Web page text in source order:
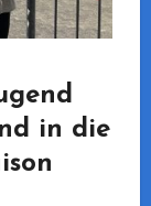
in die